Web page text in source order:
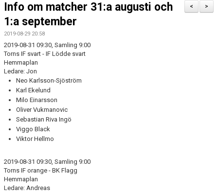
TRUPPEN
BILDGALLERI
DOKUMENT
KONTAKT
>
<
Info om matcher 31:a augusti och
1:a september
2019-08-29 20:58
2019-08-31 09:30, Samling 9:00
Torns IF svart - IF Lödde svart
Hemmaplan
Ledare: Jon
Neo Karlsson-Sjöström
Karl Ekelund
Milo Einarsson
Oliver Vukmanovic
Sebastian Riva Ingö
Viggo Black
Viktor Hellmo
2019-08-31 09:30, Samling 9:00
Torns IF orange - BK Flagg
Hemmaplan
Ledare: Andreas